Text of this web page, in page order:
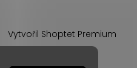
Vytvořil Shoptet Premium